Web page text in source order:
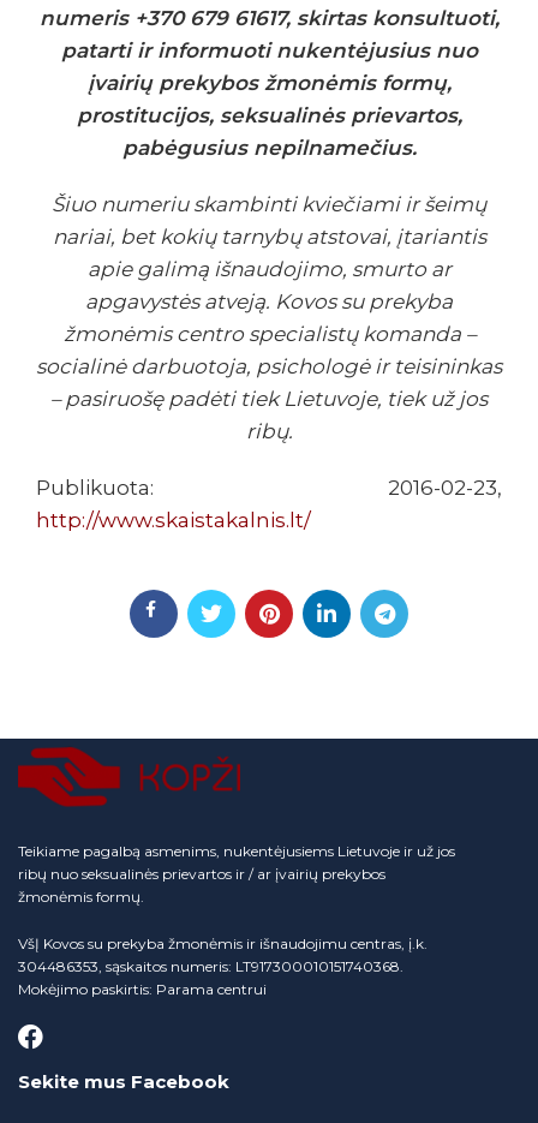
numeris +370 679 61617, skirtas konsultuoti,
patarti ir informuoti nukentėjusius nuo
įvairių prekybos žmonėmis formų,
prostitucijos, seksualinės prievartos,
pabėgusius nepilnamečius.
Šiuo numeriu skambinti kviečiami ir šeimų
nariai, bet kokių tarnybų atstovai, įtariantis
apie galimą išnaudojimo, smurto ar
apgavystės atveją. Kovos su prekyba
žmonėmis centro specialistų komanda –
socialinė darbuotoja, psichologė ir teisininkas
– pasiruošę padėti tiek Lietuvoje, tiek už jos
ribų.
Publikuota: 2016-02-23,
http://www.skaistakalnis.lt/
Teikiame pagalbą asmenims, nukentėjusiems Lietuvoje ir už jos
ribų nuo seksualinės prievartos ir / ar įvairių prekybos
žmonėmis formų.
VšĮ Kovos su prekyba žmonėmis ir išnaudojimu centras, į.k.
304486353, sąskaitos numeris: LT917300010151740368.
Mokėjimo paskirtis: Parama centrui
Sekite mus Facebook